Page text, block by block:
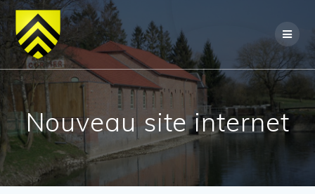
content
Nouveau site internet